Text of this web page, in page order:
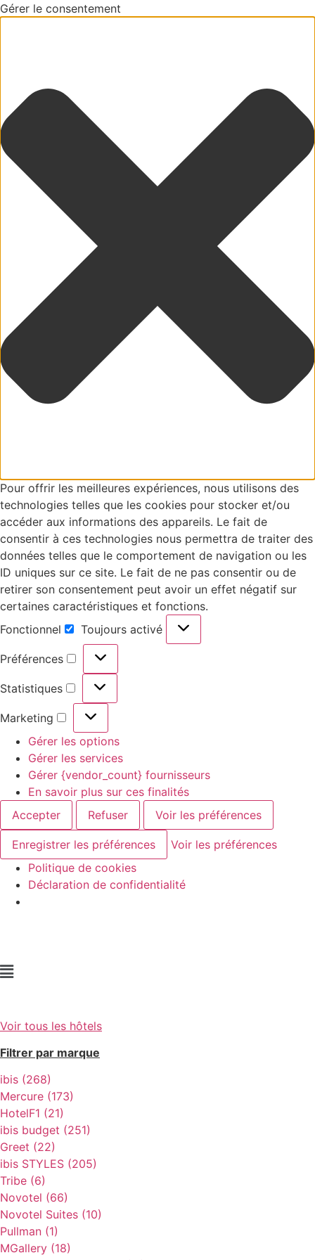
Gérer le consentement
Pour offrir les meilleures expériences, nous utilisons des
technologies telles que les cookies pour stocker et/ou
accéder aux informations des appareils. Le fait de
consentir à ces technologies nous permettra de traiter des
données telles que le comportement de navigation ou les
ID uniques sur ce site. Le fait de ne pas consentir ou de
retirer son consentement peut avoir un effet négatif sur
certaines caractéristiques et fonctions.
Fonctionnel
Toujours activé
Préférences
Statistiques
Marketing
Gérer les options
Gérer les services
Gérer {vendor_count} fournisseurs
En savoir plus sur ces finalités
Accepter
Refuser Voir les préférences
Enregistrer les préférences
Voir les préférences
Politique de cookies
Déclaration de confidentialité
Voir tous les hôtels
Filtrer par marque
ibis (268)
Mercure (173)
HotelF1 (21)
ibis budget (251)
Greet (22)
ibis STYLES (205)
Tribe (6)
Novotel (66)
Novotel Suites (10)
Pullman (1)
MGallery (18)